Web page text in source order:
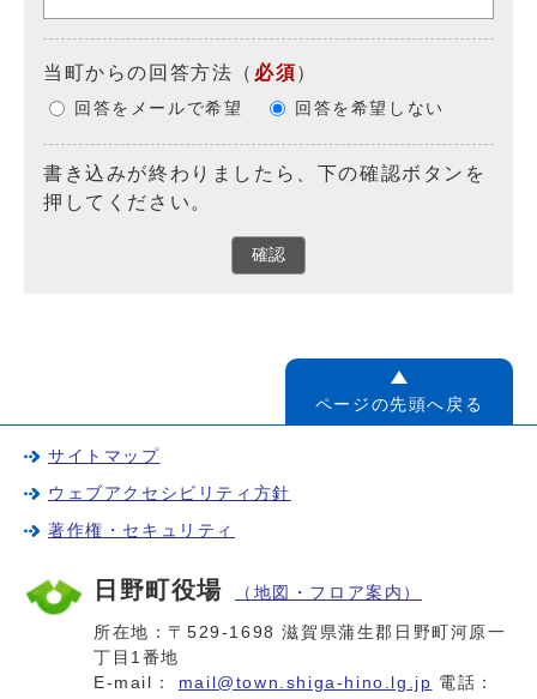
当町からの回答方法 （ 必須）
回答をメールで希望 回答を希望しない
書き込みが終わりましたら、下の確認ボタンを
押してください。
確認
ページの先頭へ戻る
サイトマップ
ウェブアクセシビリティ方針
著作権・セキュリティ
日野町役場 （地図・フロア案内）
所在地：〒529-1698 滋賀県蒲生郡日野町河原一
丁目1番地
E-mail： mail@town.shiga-hino.lg.jp 電話：